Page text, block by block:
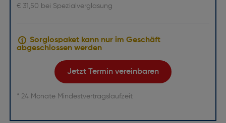
€ 31,50 bei Spezialverglasung
Sorglospaket kann nur im Geschäft
abgeschlossen werden
Jetzt Termin vereinbaren
* 24 Monate Mindestvertragslaufzeit